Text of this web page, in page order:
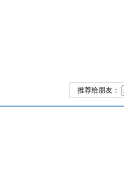
推荐给朋友：